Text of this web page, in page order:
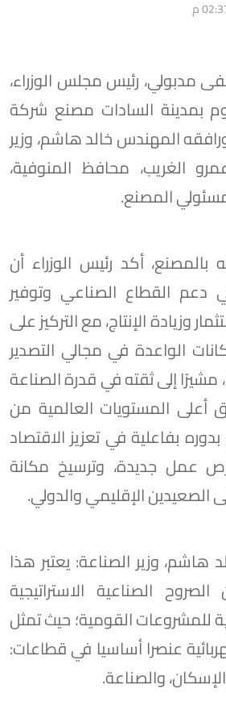
مدبولي، رئيس مجلس الوزراء،
بمدينة السادات مصنع شركة
المهندس خالد هاشم، وزير
الغريب، محافظ المنوفية،
المصنع.
أكد رئيس الوزراء أن
دعم القطاع الصناعي وتوفير
وزيادة الإنتاج، مع التركيز على
الواعدة في مجالي التصدير
مشيرًا إلى ثقته في قدرة الصناعة
أعلى المستويات العالمية من
بفاعلية في تعزيز الاقتصاد
عمل جديدة، وترسيخ مكانة
الصعيدين الإقليمي والدولي.
وزير الصناعة: يعتبر هذا
الصناعية الاستراتيجية
للمشروعات القومية؛ حيث تمثل
عنصرا أساسيا في قطاعات:
والصناعة.